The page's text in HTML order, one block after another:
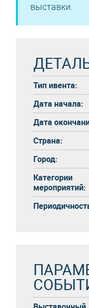
выставки.
Тип ивента:
Дата начала:
Дата
Страна:
Город:
Категории
мероприятий: